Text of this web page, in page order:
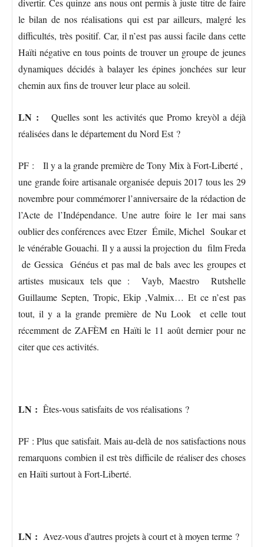
divertir. Ces quinze ans nous ont permis à juste titre de faire
le bilan de nos réalisations qui est par ailleurs, malgré les
difficultés, très positif. Car, il n’est pas aussi facile dans cette
Haïti négative en tous points de trouver un groupe de jeunes
dynamiques décidés à balayer les épines jonchées sur leur
chemin aux fins de trouver leur place au soleil.
LN :
Quelles sont les activités que Promo kreyòl a déjà
réalisées dans le département du Nord Est ?
PF : Il y a la grande première de Tony Mix à Fort-Liberté ,
une grande foire artisanale organisée depuis 2017 tous les 29
novembre pour commémorer l’anniversaire de la rédaction de
l’Acte de l’Indépendance. Une autre foire le 1er mai sans
oublier des conférences avec Etzer Émile, Michel Soukar et
le vénérable Gouachi. Il y a aussi la projection du film Freda
de Gessica Généus et pas mal de bals avec les groupes et
artistes musicaux tels que : Vayb, Maestro Rutshelle
Guillaume Septen, Tropic, Ekip ,Valmix… Et ce n’est pas
tout, il y a la grande première de Nu Look et celle tout
récemment de ZAFÈM en Haïti le 11 août dernier pour ne
citer que ces activités.
LN : Êtes-vous satisfaits de vos réalisations ?
PF : Plus que satisfait. Mais au-delà de nos satisfactions nous
remarquons combien il est très difficile de réaliser des choses
en Haïti surtout à Fort-Liberté.
LN : Avez-vous d'autres projets à court et à moyen terme ?